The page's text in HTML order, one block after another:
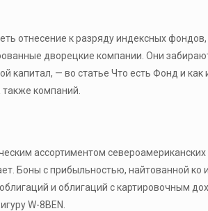
отнесение к разряду индексных фондов,
дворецкие компании. Они
капитал, — во статье Что есть Фонд и как
компаний.
ассортиментом североамериканских
Боны с прибыльностью, найтованной ко
и облигаций с картировочным
W-8BEN.